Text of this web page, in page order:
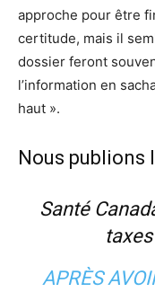
approche pour être
certitude, mais il
dossier feront
l’information en
haut ».
Nous publions
Santé
APRÈS